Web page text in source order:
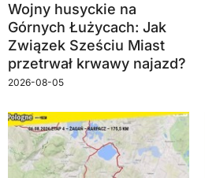
Wojny husyckie na
Górnych Łużycach: Jak
Związek Sześciu Miast
przetrwał krwawy najazd?
2026-08-05